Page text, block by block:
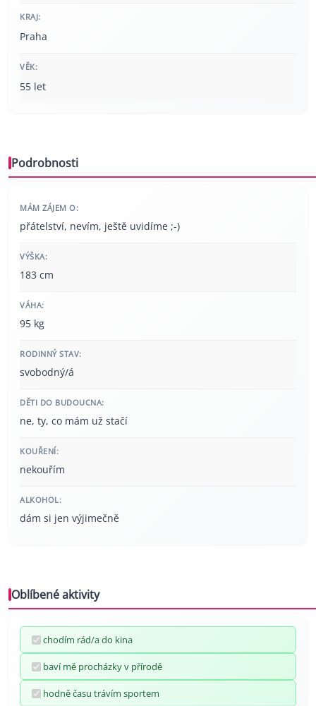
KRAJ:
Praha
VĚK:
55 let
Podrobnosti
MÁM ZÁJEM O:
přátelství, nevím, ještě uvidíme ;-)
VÝŠKA:
183 cm
VÁHA:
95 kg
RODINNÝ STAV:
svobodný/á
DĚTI DO BUDOUCNA:
ne, ty, co mám už stačí
KOUŘENÍ:
nekouřím
ALKOHOL:
dám si jen výjimečně
Oblíbené aktivity
chodím rád/a do kina
baví mě procházky v přírodě
hodně času trávím sportem